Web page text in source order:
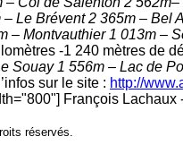
Le Brévent 2 365m – Bel
– Montvauthier 1 013m –
-1 240 mètres de
Souay 1 556m – Lac de
sur le site : http://
François Lachaux
réservés.